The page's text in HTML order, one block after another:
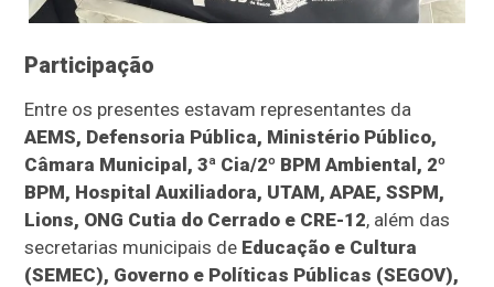
Participação
Entre os presentes estavam representantes da
AEMS, Defensoria Pública, Ministério Público,
Câmara Municipal, 3ª Cia/2º BPM Ambiental, 2º
BPM, Hospital Auxiliadora, UTAM, APAE, SSPM,
Lions, ONG Cutia do Cerrado e CRE-12, além das
secretarias municipais de Educação e Cultura
(SEMEC), Governo e Políticas Públicas (SEGOV),